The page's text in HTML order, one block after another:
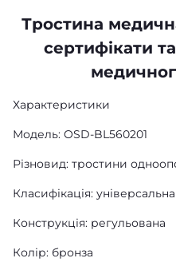
Тростина
сертифікати
Характеристики
Модель: OSD-BL560201
Різновид: тростини
Класифікація: універсальна
Конструкція: регульована
Колір: бронза